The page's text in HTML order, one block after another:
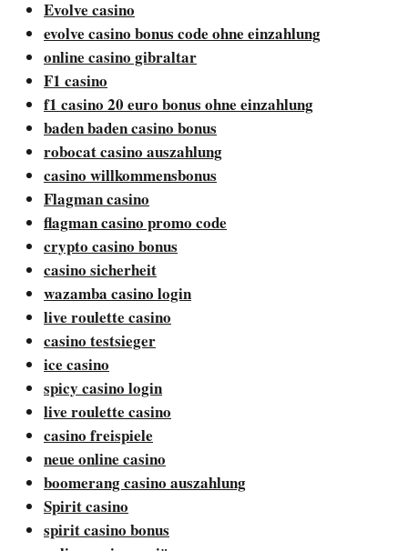
Evolve casino
evolve casino bonus code ohne einzahlung
online casino gibraltar
F1 casino
f1 casino 20 euro bonus ohne einzahlung
baden baden casino bonus
robocat casino auszahlung
casino willkommensbonus
Flagman casino
flagman casino promo code
crypto casino bonus
casino sicherheit
wazamba casino login
live roulette casino
casino testsieger
ice casino
spicy casino login
live roulette casino
casino freispiele
neue online casino
boomerang casino auszahlung
Spirit casino
spirit casino bonus